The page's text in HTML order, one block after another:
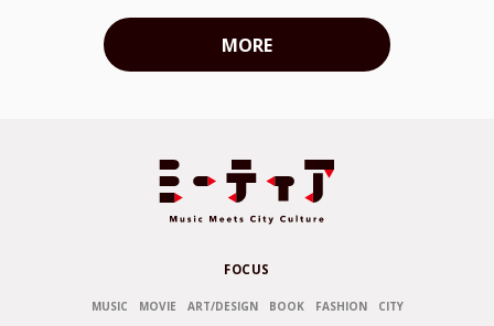
MORE
FOCUS
MUSIC MOVIE ART/DESIGN BOOK FASHION CITY